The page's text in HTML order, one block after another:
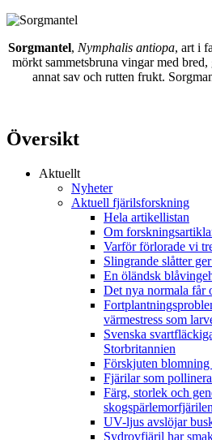
Sorgmantel, Nymphalis antiopa, art i
mörkt sammetsbruna vingar med
annat sav och rutten frukt.
Översikt
Aktuellt
Nyheter
Aktuell fjärilsforskning
Hela artikellistan
Om
Varför förlorade vi
Slingrande slåtter
En öländsk
Det nya normala får
värmestress som
Svenska
Storbritannien
Förskjuten
Fjärilar som
Färg, storlek och
UV-ljus avslöjar
Sydrovfjäril har